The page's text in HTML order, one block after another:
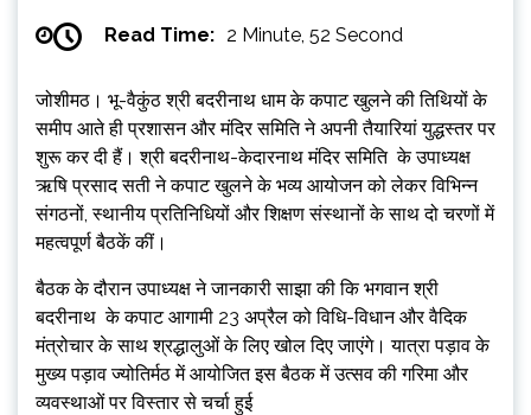
Read Time: 2 Minute, 52 Second
जोशीमठ। भू-वैकुंठ श्री बदरीनाथ धाम के कपाट खुलने की तिथियों के
समीप आते ही प्रशासन और मंदिर समिति ने अपनी तैयारियां युद्धस्तर पर
शुरू कर दी हैं। श्री बदरीनाथ-केदारनाथ मंदिर समिति के उपाध्यक्ष
ऋषि प्रसाद सती ने कपाट खुलने के भव्य आयोजन को लेकर विभिन्न
संगठनों, स्थानीय प्रतिनिधियों और शिक्षण संस्थानों के साथ दो चरणों में
महत्वपूर्ण बैठकें कीं।
बैठक के दौरान उपाध्यक्ष ने जानकारी साझा की कि भगवान श्री
बदरीनाथ के कपाट आगामी 23 अप्रैल को विधि-विधान और वैदिक
मंत्रोचार के साथ श्रद्धालुओं के लिए खोल दिए जाएंगे। यात्रा पड़ाव के
मुख्य पड़ाव ज्योतिर्मठ में आयोजित इस बैठक में उत्सव की गरिमा और
व्यवस्थाओं पर विस्तार से चर्चा हुई